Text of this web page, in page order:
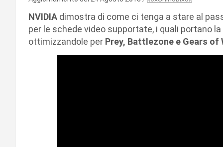
NVIDIA dimostra di come ci tenga a stare al
per le schede video supportate, i quali portano
ottimizzandole per Prey, Battlezone e Gears of